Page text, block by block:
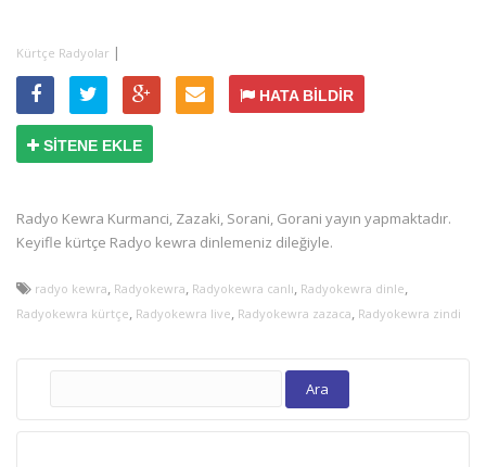
Kürtçe Radyolar |
HATA BİLDİR
SİTENE EKLE
Radyo Kewra Kurmanci, Zazaki, Sorani, Gorani yayın yapmaktadır.
Keyifle kürtçe Radyo kewra dinlemeniz dileğiyle.
radyo kewra, Radyokewra, Radyokewra canlı, Radyokewra dinle,
Radyokewra kürtçe, Radyokewra live, Radyokewra zazaca, Radyokewra zindi
Arama: